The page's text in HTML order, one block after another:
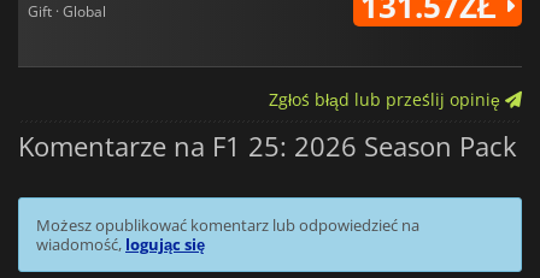
Gift · Global
Zgłoś błąd lub prześlij opinię
Komentarze na F1 25: 2026 Season Pack
Możesz opublikować komentarz lub odpowiedzieć na
wiadomość, logując się